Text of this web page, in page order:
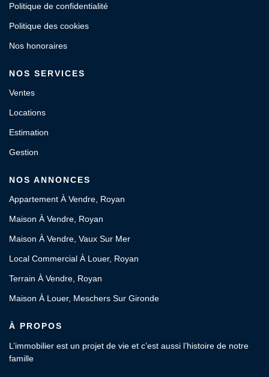
Politique de confidentialité
Politique des cookies
Nos honoraires
NOS SERVICES
Ventes
Locations
Estimation
Gestion
NOS ANNONCES
Appartement À Vendre, Royan
Maison À Vendre, Royan
Maison À Vendre, Vaux Sur Mer
Local Commercial À Louer, Royan
Terrain À Vendre, Royan
Maison À Louer, Meschers Sur Gironde
À PROPOS
L’immobilier est un projet de vie et c’est aussi l’histoire de notre
famille